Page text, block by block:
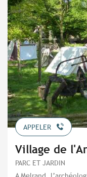
APPELER
Village de
PARC ET JARDIN